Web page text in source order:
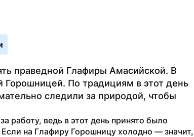
праведной Глафиры Амасийской. В
Горошницей. По традициям в этот день
следили за природой, чтобы
работу, ведь в этот день принято было
на Глафиру Горошницу холодно — значит,